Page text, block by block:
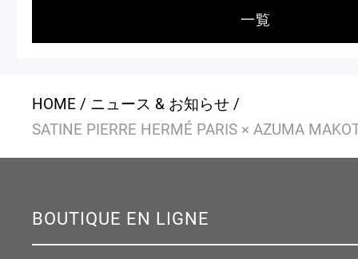
一覧
HOME
ニュース & お知らせ
SATINE PIERRE HERMÉ PARIS × AZUMA
BOUTIQUE EN LIGNE